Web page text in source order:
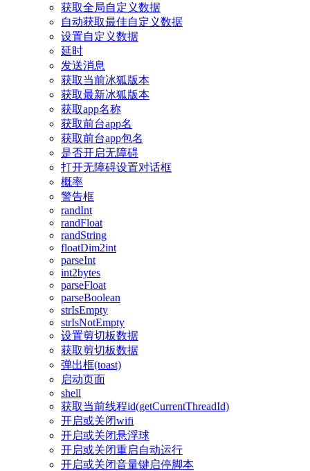
获取全局自定义数据
自动获取最佳自定义数据
设置自定义数据
延时
发送消息
获取当前冰狐版本
获取最新冰狐版本
获取app名称
获取前台app名
获取前台app包名
是否开启无障碍
打开无障碍设置对话框
概率
警告框
randInt
randFloat
randString
floatDim2int
parseInt
int2bytes
parseFloat
parseBoolean
strIsEmpty
strIsNotEmpty
设置剪切板数据
获取剪切板数据
弹出框(toast)
启动页面
shell
获取当前线程id(getCurrentThreadId)
开启或关闭wifi
开启或关闭悬浮球
开启或关闭重启自动运行
开启或关闭音量键启停脚本